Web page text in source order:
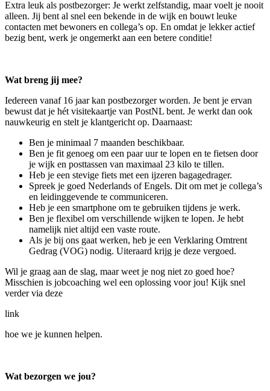
Extra leuk als postbezorger: Je werkt zelfstandig, maar voelt je nooit
alleen. Jij bent al snel een bekende in de wijk en bouwt leuke
contacten met bewoners en collega’s op. En omdat je lekker actief
bezig bent, werk je ongemerkt aan een betere conditie!
Wat breng jij mee?
Iedereen vanaf 16 jaar kan postbezorger worden. Je bent je ervan
bewust dat je hét visitekaartje van PostNL bent. Je werkt dan ook
nauwkeurig en stelt je klantgericht op. Daarnaast:
Ben je minimaal 7 maanden beschikbaar.
Ben je fit genoeg om een paar uur te lopen en te fietsen door
je wijk en posttassen van maximaal 23 kilo te tillen.
Heb je een stevige fiets met een ijzeren bagagedrager.
Spreek je goed Nederlands of Engels. Dit om met je collega’s
en leidinggevende te communiceren.
Heb je een smartphone om te gebruiken tijdens je werk.
Ben je flexibel om verschillende wijken te lopen. Je hebt
namelijk niet altijd een vaste route.
Als je bij ons gaat werken, heb je een Verklaring Omtrent
Gedrag (VOG) nodig. Uiteraard krijg je deze vergoed.
Wil je graag aan de slag, maar weet je nog niet zo goed hoe?
Misschien is jobcoaching wel een oplossing voor jou! Kijk snel
verder via deze
link
hoe we je kunnen helpen.
Wat bezorgen we jou?